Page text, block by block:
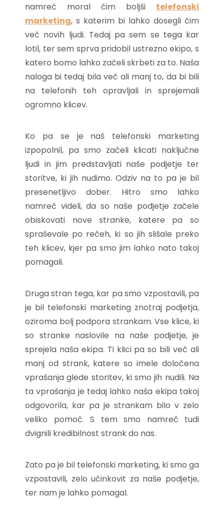
namreč moral čim boljši telefonski
marketing, s katerim bi lahko dosegli čim
več novih ljudi. Tedaj pa sem se tega kar
lotil, ter sem sprva pridobil ustrezno ekipo, s
katero bomo lahko začeli skrbeti za to. Naša
naloga bi tedaj bila več ali manj to, da bi bili
na telefonih teh opravljali in sprejemali
ogromno klicev.
Ko pa se je naš telefonski marketing
izpopolnil, pa smo začeli klicati naključne
ljudi in jim predstavljati naše podjetje ter
storitve, ki jih nudimo. Odziv na to pa je bil
presenetljivo dober. Hitro smo lahko
namreč videli, da so naše podjetje začele
obiskovati nove stranke, katere pa so
spraševale po rečeh, ki so jih slišale preko
teh klicev, kjer pa smo jim lahko nato takoj
pomagali.
Druga stran tega, kar pa smo vzpostavili, pa
je bil telefonski marketing znotraj podjetja,
oziroma bolj podpora strankam. Vse klice, ki
so stranke naslovile na naše podjetje, je
sprejela naša ekipa. Ti klici pa so bili več ali
manj od strank, katere so imele določena
vprašanja glede storitev, ki smo jih nudili. Na
ta vprašanja je tedaj lahko naša ekipa takoj
odgovorila, kar pa je strankam bilo v zelo
veliko pomoč. S tem smo namreč tudi
dvignili kredibilnost strank do nas.
Zato pa je bil telefonski marketing, ki smo ga
vzpostavili, zelo učinkovit za naše podjetje,
ter nam je lahko pomagal.